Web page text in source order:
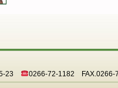
23
0266-72-1182 FAX.0266-